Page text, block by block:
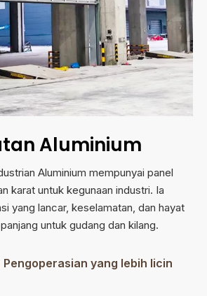
Aluminium
Aluminium mempunyai panel
karat untuk kegunaan industri. Ia
yang lancar, keselamatan, dan hayat
untuk gudang dan kilang.
Pengoperasian yang lebih licin